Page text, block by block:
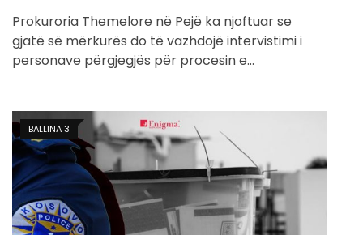
Prokuroria Themelore në Pejë ka njoftuar se
gjatë së mërkurës do të vazhdojë intervistimi i
personave përgjegjës për procesin e…
BALLINA 3